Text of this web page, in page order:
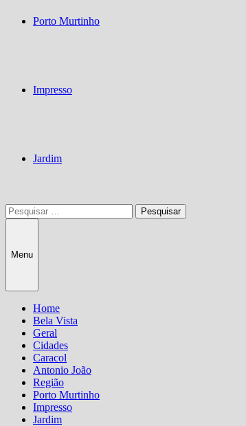
Porto Murtinho
Impresso
Jardim
Pesquisar
por:
Menu
Home
Bela Vista
Geral
Cidades
Caracol
Antonio João
Região
Porto Murtinho
Impresso
Jardim